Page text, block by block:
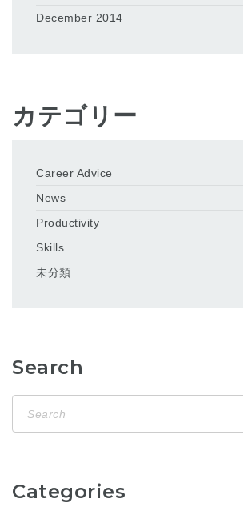
December 2014
カテゴリー
Career Advice
News
Productivity
Skills
未分類
Search
Categories